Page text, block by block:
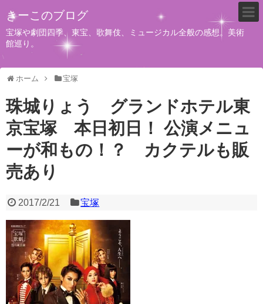
きーこのブログ
宝塚や劇団四季、東宝、歌舞伎、ミュージカル全般の感想。美術
館巡り。
ホーム 宝塚
珠城りょう グランドホテル東
京宝塚 本日初日！ 公演メニュ
ーが和もの！？ カクテルも販
売あり
2017/2/21 宝塚